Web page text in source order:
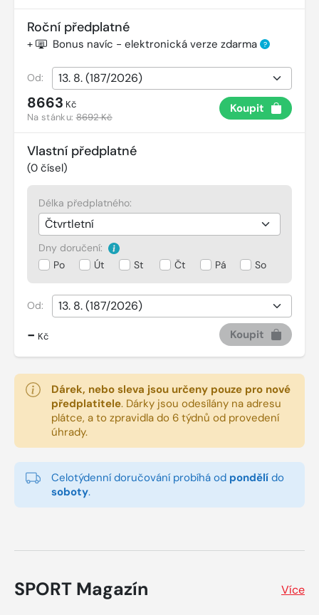
Roční předplatné
+ Bonus navíc - elektronická verze zdarma ?
Od:
8663 Kč
Na stánku:8692 Kč
Koupit
Vlastní předplatné
(0 čísel)
Délka předplatného:
Dny doručení:
Po
Út St Čt Pá So
Od:
- Kč Koupit
Dárek, nebo sleva jsou určeny pouze pro nové
předplatitele. Dárky jsou odesílány na adresu
plátce, a to zpravidla do 6 týdnů od provedení
úhrady.
Celotýdenní doručování probíhá od pondělí do
soboty.
SPORT Magazín Více